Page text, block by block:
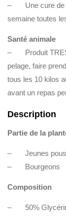
– Une cure de 2
semaine toutes
Santé animale
– Produit TRES
pelage, faire
tous les 10 kilos
avant un repas
Description
Partie de la
– Jeunes
– Bourgeons
Composition
– 50%